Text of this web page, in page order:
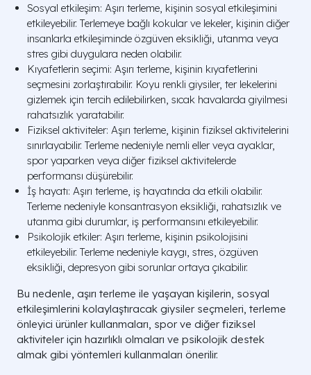
Sosyal etkileşim: Aşırı terleme, kişinin sosyal etkileşimini
etkileyebilir. Terlemeye bağlı kokular ve lekeler, kişinin diğer
insanlarla etkileşiminde özgüven eksikliği, utanma veya
stres gibi duygulara neden olabilir.
Kıyafetlerin seçimi: Aşırı terleme, kişinin kıyafetlerini
seçmesini zorlaştırabilir. Koyu renkli giysiler, ter lekelerini
gizlemek için tercih edilebilirken, sıcak havalarda giyilmesi
rahatsızlık yaratabilir.
Fiziksel aktiviteler: Aşırı terleme, kişinin fiziksel aktivitelerini
sınırlayabilir. Terleme nedeniyle nemli eller veya ayaklar,
spor yaparken veya diğer fiziksel aktivitelerde
performansı düşürebilir.
İş hayatı: Aşırı terleme, iş hayatında da etkili olabilir.
Terleme nedeniyle konsantrasyon eksikliği, rahatsızlık ve
utanma gibi durumlar, iş performansını etkileyebilir.
Psikolojik etkiler: Aşırı terleme, kişinin psikolojisini
etkileyebilir. Terleme nedeniyle kaygı, stres, özgüven
eksikliği, depresyon gibi sorunlar ortaya çıkabilir.
Bu nedenle, aşırı terleme ile yaşayan kişilerin, sosyal
etkileşimlerini kolaylaştıracak giysiler seçmeleri, terleme
önleyici ürünler kullanmaları, spor ve diğer fiziksel
aktiviteler için hazırlıklı olmaları ve psikolojik destek
almak gibi yöntemleri kullanmaları önerilir.